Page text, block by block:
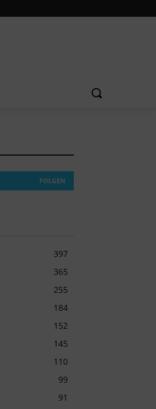
FOLGEN
397
365
255
184
152
145
110
99
91